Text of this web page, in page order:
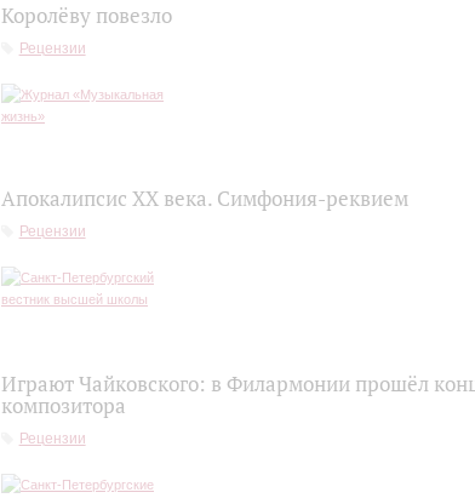
Королёву повезло
Рецензии
Апокалипсис XX века. Симфония-реквием
Рецензии
Играют Чайковского: в Филармонии прошёл
композитора
Рецензии